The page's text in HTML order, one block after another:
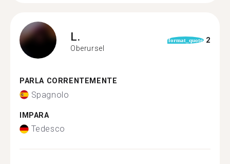
L.
Oberursel
format_quote 2
PARLA CORRENTEMENTE
Spagnolo
IMPARA
Tedesco